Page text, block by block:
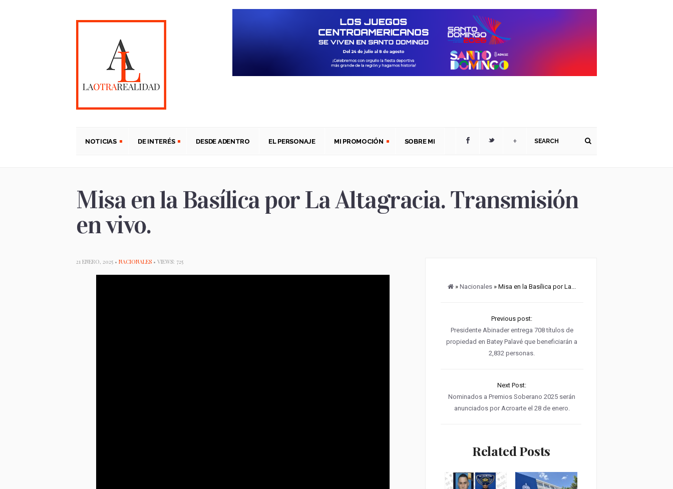
NOTICIAS DE INTERÉS DESDE ADENTRO EL PERSONAJE MI PROMOCIÓN SOBRE MI +
Misa en la Basílica por La Altagracia. Transmisión
en vivo.
21 ENERO, 2025 • NACIONALES • VIEWS: 725
»Nacionales » Misa en la Basílica por La...
Previous post:
Presidente Abinader entrega 708 títulos de
propiedad en Batey Palavé que beneficiarán a
2,832 personas.
Next Post:
Nominados a Premios Soberano 2025 serán
anunciados por Acroarte el 28 de enero.
Related Posts